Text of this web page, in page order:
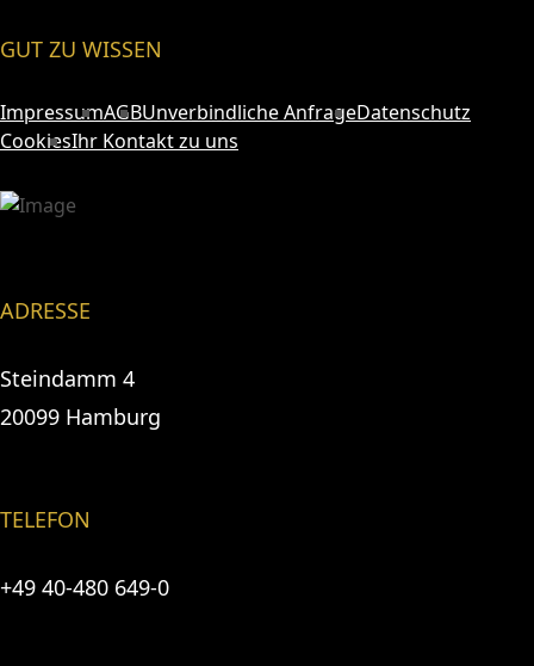
GUT ZU WISSEN
ImpressumAGBUnverbindliche AnfrageDatenschutz
CookiesIhr Kontakt zu uns
ADRESSE
Steindamm 4
20099 Hamburg
TELEFON
+49 40-480 649-0